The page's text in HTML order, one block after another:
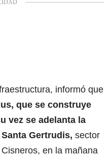
informó que
que se construye
vez se adelanta la
Gertrudis, sector
en la mañana